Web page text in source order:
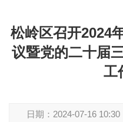
松岭区召开2024
议暨党的二十届
工
日期： 2024-07-16 10:30